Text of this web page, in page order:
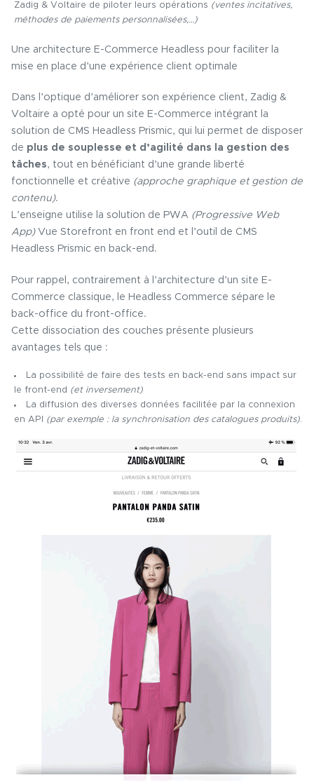
Zadig & Voltaire de piloter leurs opérations (ventes incitatives,
méthodes de paiements personnalisées,…)
Une architecture E-Commerce Headless pour faciliter la
mise en place d’une expérience client optimale
Dans l’optique d’améliorer son expérience client, Zadig &
Voltaire a opté pour un site E-Commerce intégrant la
solution de CMS Headless Prismic, qui lui permet de disposer
de plus de souplesse et d’agilité dans la gestion des
tâches, tout en bénéficiant d’une grande liberté
fonctionnelle et créative (approche graphique et gestion de
contenu).
L’enseigne utilise la solution de PWA (Progressive Web
App)Vue Storefront en front end et l’outil de CMS
Headless Prismic en back-end.
Pour rappel, contrairement à l’architecture d’un site E-
Commerce classique, le Headless Commerce sépare le
back-office du front-office.
Cette dissociation des couches présente plusieurs
avantages tels que :
La possibilité de faire des tests en back-end sans impact sur
le front-end (et inversement)
La diffusion des diverses données facilitée par la connexion
en API (par exemple : la synchronisation des catalogues produits).